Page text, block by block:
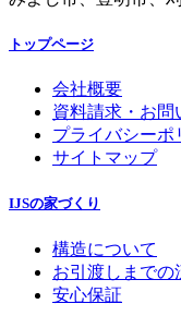
トップページ
会社概要
資料請求・お問
プライバシーポ
サイトマップ
IJSの家づくり
構造について
お引渡しまでの
安心保証